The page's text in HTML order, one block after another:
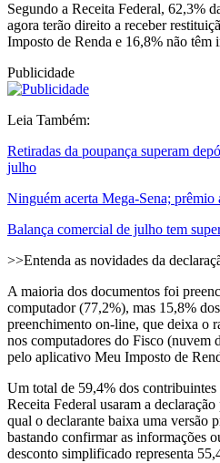
Segundo a Receita Federal, 62,3%
agora terão direito a receber
Imposto de Renda e 16,8% não têm
Publicidade
Leia Também:
Retiradas da poupança superam
julho
Ninguém acerta Mega-Sena;
Balança comercial de julho tem
>>Entenda as novidades da
A maioria dos documentos foi
computador (77,2%), mas 15,8%
preenchimento on-line, que deixa o
nos computadores do Fisco (nuvem
pelo aplicativo Meu Imposto de
Um total de 59,4% dos contribuintes
Receita Federal usaram a
qual o declarante baixa uma versão
bastando confirmar as informações
desconto simplificado representa